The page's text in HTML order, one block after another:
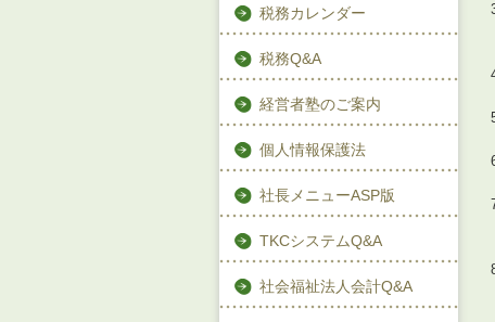
税務カレンダー
税務Q&A
経営者塾のご案内
個人情報保護法
社長メニューASP版
TKCシステムQ&A
社会福祉法人会計Q&A